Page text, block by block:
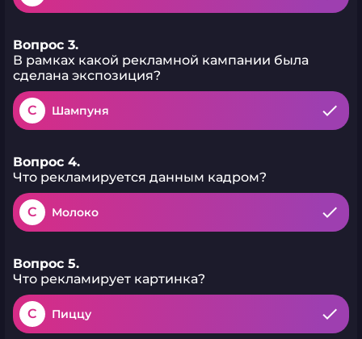
Вопрос 3.
В рамках какой рекламной кампании была
сделана экспозиция?
C Шампуня
Вопрос 4.
Что рекламируется данным кадром?
C Молоко
Вопрос 5.
Что рекламирует картинка?
C Пиццу